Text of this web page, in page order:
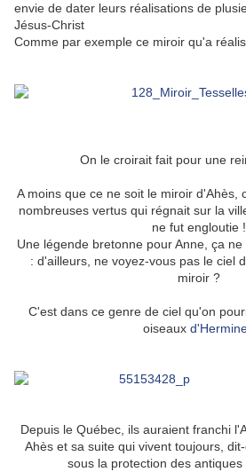
envie de dater leurs réalisations de
Jésus-Christ
Comme par exemple ce miroir qu'a
On le croirait fait pour une
A moins que ce ne soit le miroir d'Ahès,
nombreuses vertus qui régnait sur la
ne fut engloutie !
Une légende bretonne pour Anne, ça
: d'ailleurs, ne voyez-vous pas le ciel
miroir ?
C'est dans ce genre de ciel qu'on
oiseaux
Depuis le Québec, ils auraient franchi
Ahès et sa suite qui vivent toujours,
sous la protection des antiques